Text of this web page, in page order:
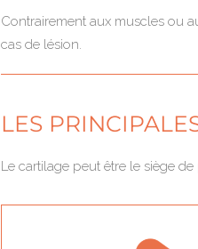
Contrairement aux muscles ou
cas de lésion.
LES
Le cartilage peut être le siège